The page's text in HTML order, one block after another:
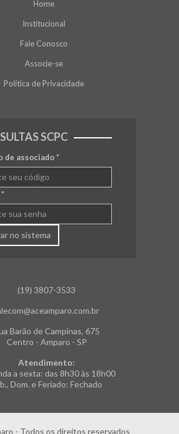
Home
Institucional
Fale Conosco
Associe-se
Política de Privacidade
SCPC
de associado*
*
no sistema
(19) 3807-3533
Barão de Campinas, 675
Centro - Amparo - SP
Atendimento:
a sexta: das 8h30 às 18h00
Dom. e Feriado: Fechado
- Todos os direitos reservados